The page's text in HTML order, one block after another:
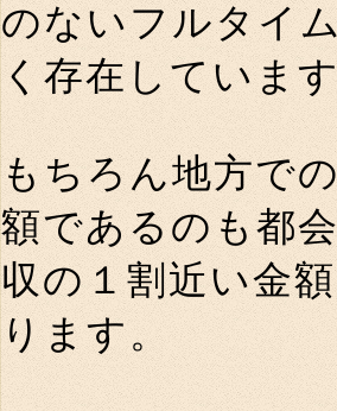
のないフルタイ
く存在していま
もちろん地方で
額であるのも都
収の１割近い金
ります。